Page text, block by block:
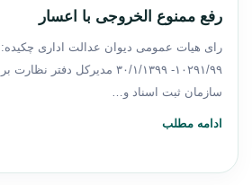
رفع ممنوع الخروجی با اعسار
رای هیات عمومی دیوان عدالت اداری
۱۰۲۹۱/۹۹- ۳۰/۱/۱۳۹۹ مدیرکل
سازمان ثبت اسناد و…
ادامه مطلب